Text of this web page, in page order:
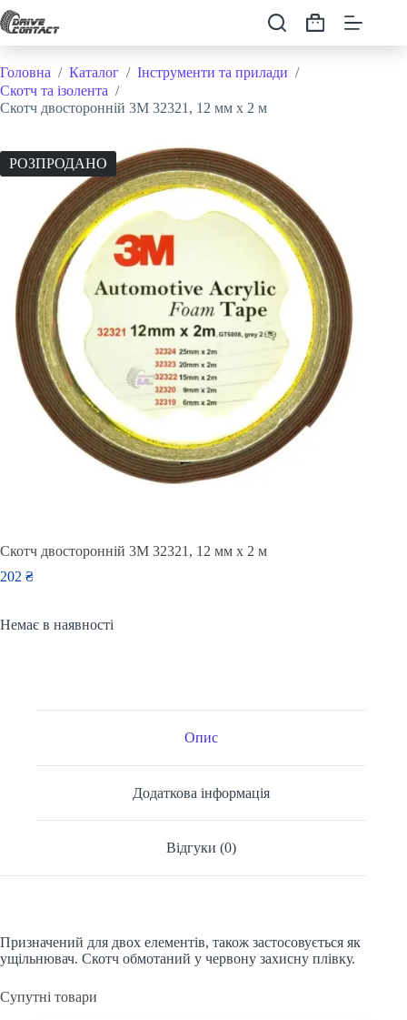
Перейти
до
Кошик
Головна / Каталог / Інструменти та прилади /
Скотч та ізолента /
Скотч двосторонній 3M 32321, 12 мм x 2 м
РОЗПРОДАНО
Скотч двосторонній 3M 32321, 12 мм x 2 м
202 ₴
Немає в наявності
Опис
Додаткова інформація
Відгуки (0)
Призначений для двох елементів, також застосовується як
ущільнювач. Скотч обмотаний у червону захисну плівку.
Супутні товари